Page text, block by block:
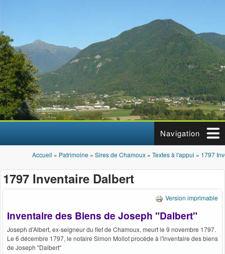
Navigation
Vous êtes ici
Accueil » Patrimoine » Sires de Chamoux » Textes à l'appui » 1797
1797 Inventaire Dalbert
Version imprimable
Inventaire des Biens de Joseph "Dalbert"
Joseph d'Albert, ex-seigneur du fief de Chamoux, meurt le 9 novembre 1797.
Le 6 décembre 1797, le notaire Simon Mollot procède à l'inventaire des biens
de Joseph "Dalbert"